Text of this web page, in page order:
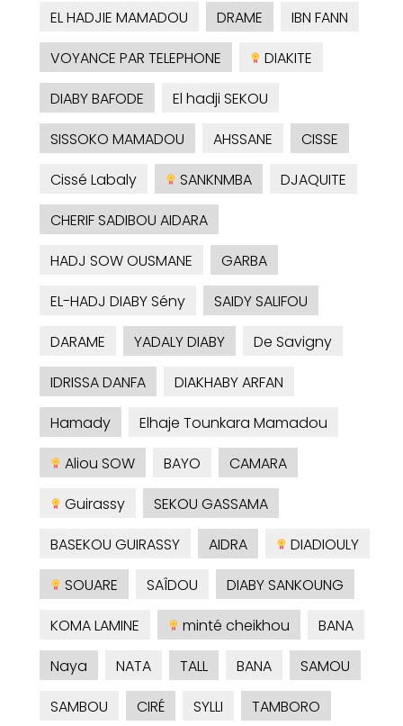
EL HADJIE MAMADOU DRAME
IBN FANN
VOYANCE PAR TELEPHONE
DIAKITE
DIABY BAFODE
El hadji SEKOU
SISSOKO MAMADOU
AHSSANE
CISSE
Cissé Labaly
SANKNMBA
DJAQUITE
CHERIF SADIBOU AIDARA
HADJ SOW OUSMANE
GARBA
EL-HADJ DIABY Sény
SAIDY SALIFOU
DARAME
YADALY DIABY
De Savigny
IDRISSA DANFA
DIAKHABY ARFAN
Hamady
Elhaje Tounkara Mamadou
Aliou SOW
BAYO
CAMARA
Guirassy
SEKOU GASSAMA
BASEKOU GUIRASSY
AIDRA
DIADIOULY
SOUARE
SAÎDOU
DIABY SANKOUNG
KOMA LAMINE
minté cheikhou
BANA
Naya
NATA TALL BANA
SAMOU
SAMBOU
CIRÉ SYLLI
TAMBORO